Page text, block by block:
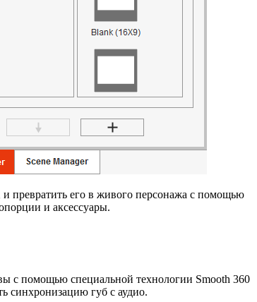
превратить его в живого персонажа с помощью
и аксессуары.
с помощью специальной технологии Smooth 360
синхронизацию губ с аудио.